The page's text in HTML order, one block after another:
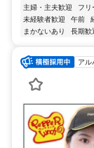
主婦・主夫歓迎
フリ
未経験者歓迎
午前
まかないあり
長期歓
アル